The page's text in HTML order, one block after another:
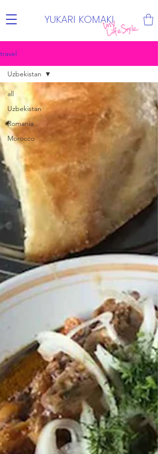
YUKARI KOMAKI
travel
all
Uzbekistan
Romania
Morocco
Uzbekistan